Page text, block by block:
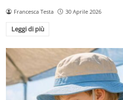
Francesca Testa 30 Aprile 2026
Leggi di più